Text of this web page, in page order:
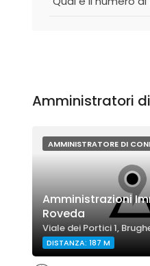
Amministratori
AMMINISTRATORE DI
Amministrazioni
Roveda
Viale dei Portici 1,
DISTANZA: 187 M